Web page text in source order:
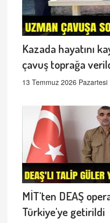
Kazada hayatını
çavuş toprağa
13 Temmuz 2026 Pazartesi
MİT'ten DEAŞ
Türkiye'ye getirildi